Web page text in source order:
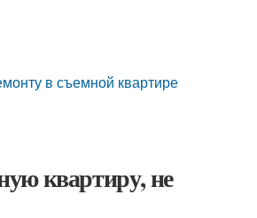
в съемной квартире
квартиру, не